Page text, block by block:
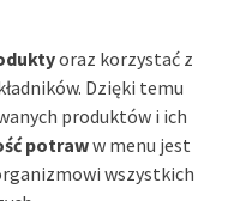
oraz korzystać z
Dzięki temu
produktów i ich
potraww menu jest
wszystkich